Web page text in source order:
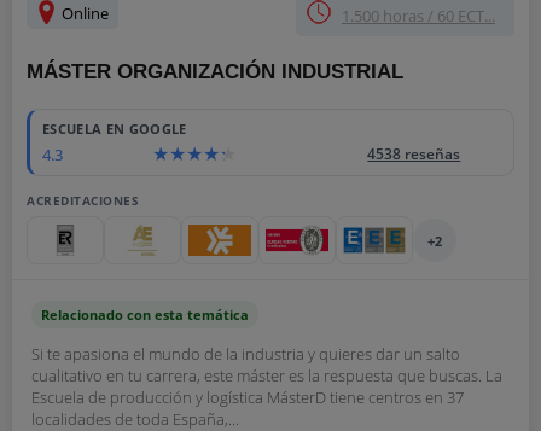
Online 1.500 horas / 60 ECT...
MÁSTER ORGANIZACIÓN INDUSTRIAL
ESCUELA EN GOOGLE
4.3 4538 reseñas
ACREDITACIONES
+2
Relacionado con esta temática
Si te apasiona el mundo de la industria y quieres dar un salto
cualitativo en tu carrera, este máster es la respuesta que buscas. La
Escuela de producción y logística MásterD tiene centros en 37
localidades de toda España,...